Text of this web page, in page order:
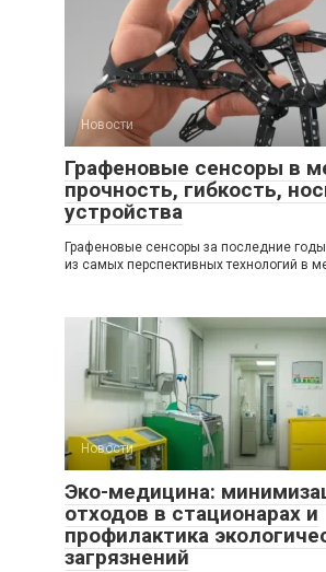
Новости
Графеновые сенсоры в
прочность, гибкость,
устройства
Графеновые сенсоры за последние
из самых перспективных технологий в
Новости
Эко-медицина:
отходов в стационарах и
профилактика
загрязнений